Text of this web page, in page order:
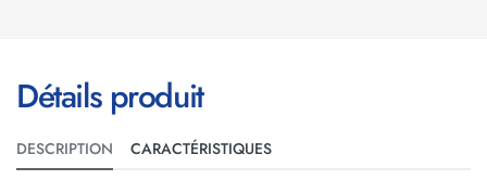
Détails produit
DESCRIPTION CARACTÉRISTIQUES